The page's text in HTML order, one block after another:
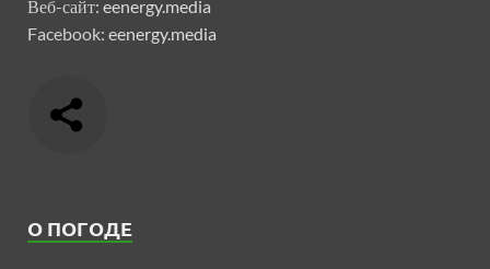
Веб-сайт: eenergy.media
Facebook: eenergy.media
О ПОГОДЕ